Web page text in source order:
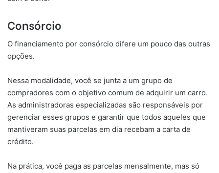
Consórcio
O financiamento por consórcio difere um pouco das outras
opções.
Nessa modalidade, você se junta a um grupo de
compradores com o objetivo comum de adquirir um carro.
As administradoras especializadas são responsáveis por
gerenciar esses grupos e garantir que todos aqueles que
mantiveram suas parcelas em dia recebam a carta de
crédito.
Na prática, você paga as parcelas mensalmente, mas só